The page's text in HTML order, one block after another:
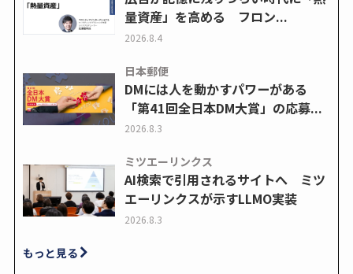
量資産」を高める フロン...
2026.8.4
日本郵便
DMには人を動かすパワーがある
「第41回全日本DM大賞」の応募...
2026.8.3
ミツエーリンクス
AI検索で引用されるサイトへ ミツ
エーリンクスが示すLLMO実装
2026.8.3
もっと見る